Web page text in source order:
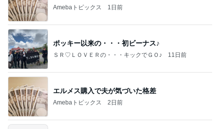
Amebaトピックス 1日前
ポッキー以来の・・・初ビーナス♪
ＳＲ♡ＬＯＶＥＲの・・・キックでＧＯ♪ 11日前
エルメス購入で夫が気づいた格差
Amebaトピックス 2日前